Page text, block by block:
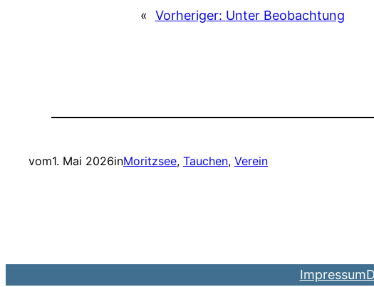
« Vorheriger: Unter Beobachtung
vom1. Mai 2026inMoritzsee, Tauchen, Verein
Impressum